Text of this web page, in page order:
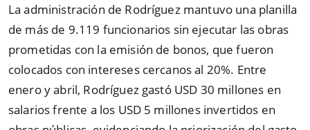
La administración de Rodríguez mantuvo una planilla
de más de 9.119 funcionarios sin ejecutar las obras
prometidas con la emisión de bonos, que fueron
colocados con intereses cercanos al 20%. Entre
enero y abril, Rodríguez gastó USD 30 millones en
salarios frente a los USD 5 millones invertidos en